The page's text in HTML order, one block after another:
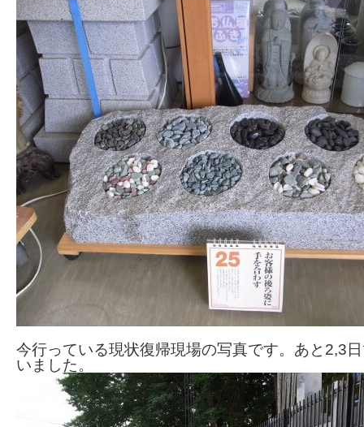
今行っている現状復帰現場の写真です。あと2,3
いました。